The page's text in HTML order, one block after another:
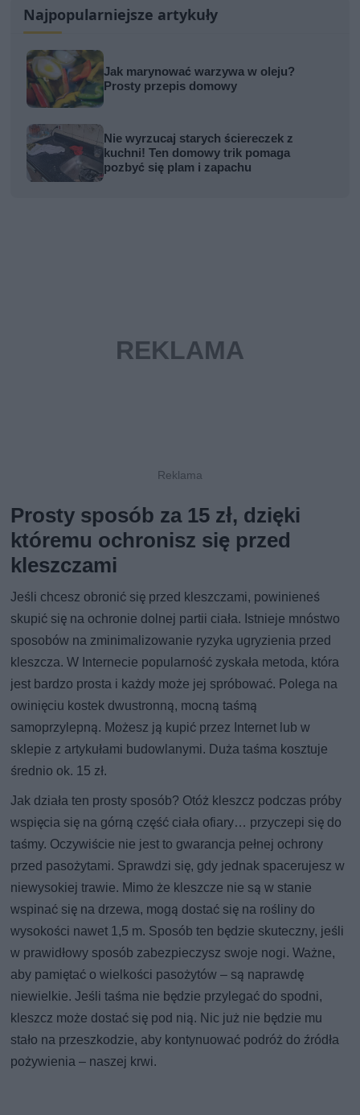
Najpopularniejsze artykuły
Jak marynować warzywa w oleju?
Prosty przepis domowy
Nie wyrzucaj starych ściereczek z
kuchni! Ten domowy trik pomaga
pozbyć się plam i zapachu
Prosty sposób za 15 zł, dzięki
któremu ochronisz się przed
kleszczami
Jeśli chcesz obronić się przed kleszczami, powinieneś
skupić się na ochronie dolnej partii ciała. Istnieje mnóstwo
sposobów na zminimalizowanie ryzyka ugryzienia przed
kleszcza. W Internecie popularność zyskała metoda, która
jest bardzo prosta i każdy może jej spróbować. Polega na
owinięciu kostek dwustronną, mocną taśmą
samoprzylepną. Możesz ją kupić przez Internet lub w
sklepie z artykułami budowlanymi. Duża taśma kosztuje
średnio ok. 15 zł.
Jak działa ten prosty sposób? Otóż kleszcz podczas próby
wspięcia się na górną część ciała ofiary… przyczepi się do
taśmy. Oczywiście nie jest to gwarancja pełnej ochrony
przed pasożytami. Sprawdzi się, gdy jednak spacerujesz w
niewysokiej trawie. Mimo że kleszcze nie są w stanie
wspinać się na drzewa, mogą dostać się na rośliny do
wysokości nawet 1,5 m. Sposób ten będzie skuteczny, jeśli
w prawidłowy sposób zabezpieczysz swoje nogi. Ważne,
aby pamiętać o wielkości pasożytów – są naprawdę
niewielkie. Jeśli taśma nie będzie przylegać do spodni,
kleszcz może dostać się pod nią. Nic już nie będzie mu
stało na przeszkodzie, aby kontynuować podróż do źródła
pożywienia – naszej krwi.